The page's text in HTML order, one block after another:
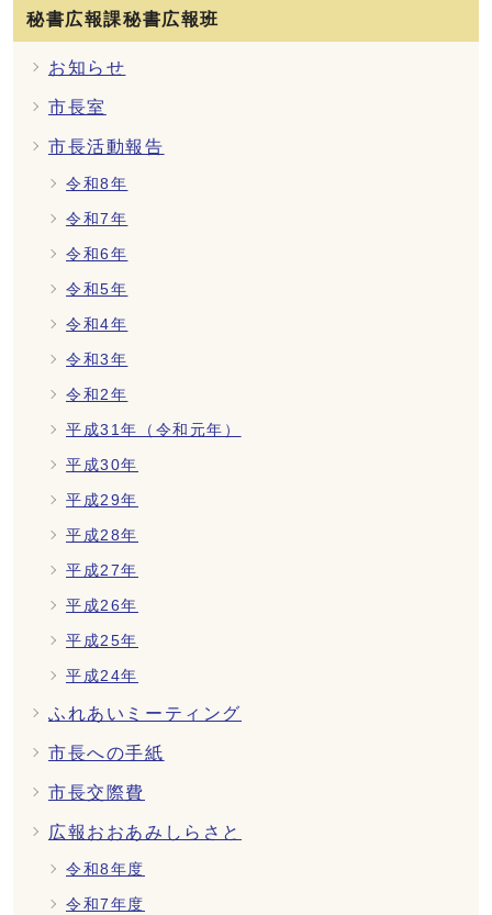
秘書広報課秘書広報班
お知らせ
市長室
市長活動報告
令和8年
令和7年
令和6年
令和5年
令和4年
令和3年
令和2年
平成31年（令和元年）
平成30年
平成29年
平成28年
平成27年
平成26年
平成25年
平成24年
ふれあいミーティング
市長への手紙
市長交際費
広報おおあみしらさと
令和8年度
令和7年度